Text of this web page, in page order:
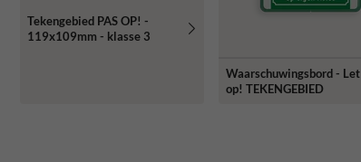
Tekengebied PAS OP! -
119x109mm - klasse 3
Waarschuwingsbord - Let
op! TEKENGEBIED